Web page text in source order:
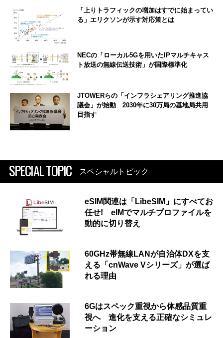
「上りトラフィックの増加はすでに始まってい
る」エリクソンが示す対応策とは
NECの「ローカル5Gを用いたIPマルチキャス
ト放送の無線伝送技術」が国際標準化
JTOWERらの「インフラシェアリング推進協
議会」が始動 2030年に30万局の基地局共用
目指す
SPECIAL TOPIC スペシャルトピック
eSIM関連は「LibeSIM」にすべてお
任せ! eIMでマルチプロファイルを
動的に切り替え
60GHz帯無線LANが自治体DXを支
える「cnWave Vシリーズ」が選ば
れる理由
6Gはスペック重視から体感品質重
視へ 進化を支える正確なシミュレ
ーション